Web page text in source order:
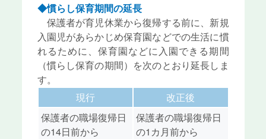
◆慣らし保育期間の延長
保護者が育児休業から復帰する前に、新規
入園児があらかじめ保育園などでの生活に慣
れるために、保育園などに入園できる期間
（慣らし保育の期間）を次のとおり延長しま
す。
現行
改正後
保護者の職場復帰日
の14日前から
保護者の職場復帰日
の1カ月前から